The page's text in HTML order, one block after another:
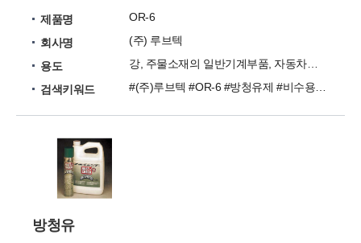
제품명
OR-6
회사명
(주) 루브텍
용도
검색키워드
방청유